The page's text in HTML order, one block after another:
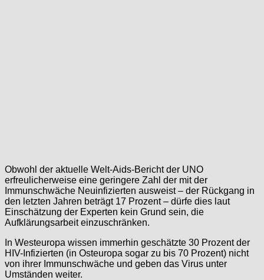
Obwohl der aktuelle Welt-Aids-Bericht der UNO
erfreulicherweise eine geringere Zahl der mit der
Immunschwäche Neuinfizierten ausweist – der Rückgang in
den letzten Jahren beträgt 17 Prozent – dürfe dies laut
Einschätzung der Experten kein Grund sein, die
Aufklärungsarbeit einzuschränken.
In Westeuropa wissen immerhin geschätzte 30 Prozent der
HIV-Infizierten (in Osteuropa sogar zu bis 70 Prozent) nicht
von ihrer Immunschwäche und geben das Virus unter
Umständen weiter.